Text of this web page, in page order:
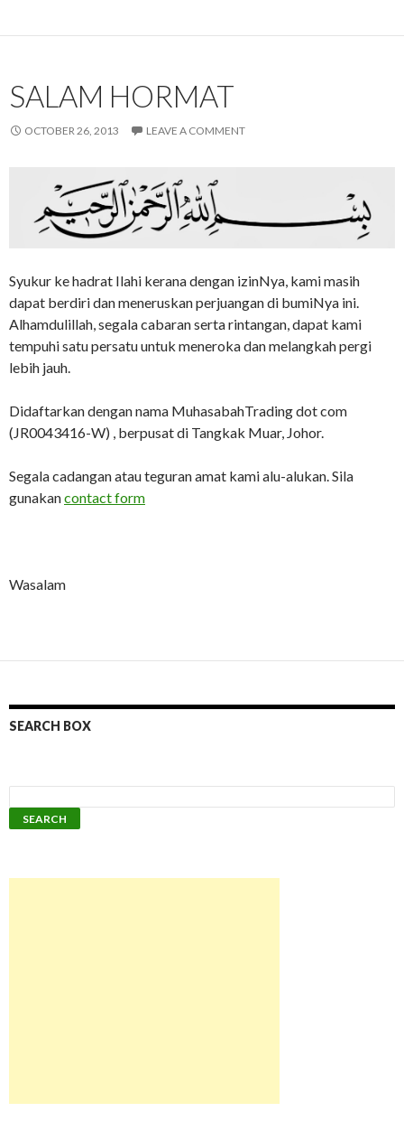
SALAM HORMAT
OCTOBER 26, 2013 LEAVE A COMMENT
Syukur ke hadrat Ilahi kerana dengan izinNya, kami masih
dapat berdiri dan meneruskan perjuangan di bumiNya ini.
Alhamdulillah, segala cabaran serta rintangan, dapat kami
tempuhi satu persatu untuk meneroka dan melangkah pergi
lebih jauh.
Didaftarkan dengan nama MuhasabahTrading dot com
(JR0043416-W) , berpusat di Tangkak Muar, Johor.
Segala cadangan atau teguran amat kami alu-alukan. Sila
gunakancontact form
Wasalam
SEARCH BOX